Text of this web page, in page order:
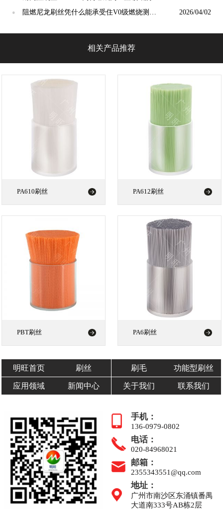
儿”？
●
阻燃尼龙刷丝凭什么能承受住V0级燃烧测
2026/04/02
相关产品推荐
PA610刷丝 PA612刷丝
PBT刷丝 PA6刷丝
明旺首页 刷丝 刷毛 功能型刷丝
应用领域 新闻中心 关于我们 联系我们
手机：
136-0979-0802
电话：
020-84968021
邮箱：
2355343551@qq.com
地址：
广州市南沙区东涌镇番禺
大道南333号AB栋2层